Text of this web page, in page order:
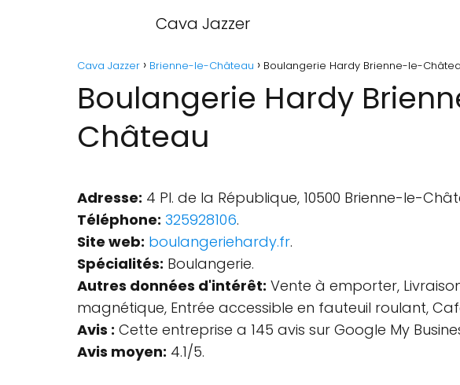
Cava Jazzer
Cava Jazzer Brienne-le-Château Boulangerie Hardy Brienne-le-
Boulangerie Hardy
Château
Adresse: 4 Pl. de la République, 10500 Brienne-le-
Téléphone: 325928106.
Site web: boulangeriehardy.fr.
Spécialités: Boulangerie.
Autres données d'intérêt: Vente à emporter,
magnétique, Entrée accessible en fauteuil roulant,
Avis : Cette entreprise a 145 avis sur Google My
Avis moyen: 4.1/5.